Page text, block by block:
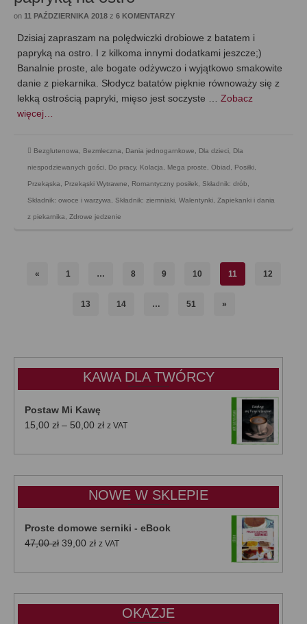
on 11 PAŹDZIERNIKA 2018 z 6 KOMENTARZY
Dzisiaj zapraszam na polędwiczki drobiowe z batatem i
papryką na ostro. I z kilkoma innymi dodatkami jeszcze;)
Banalnie proste, ale bogate odżywczo i wyjątkowo smakowite
danie z piekarnika. Słodycz batatów pięknie równoważy się z
lekką ostrością papryki, mięso jest soczyste … Zobacz
więcej…
Bezglutenowa Bezmleczna Dania jednogarnkowe Dla dzieci Dla
niespodziewanych gości Do pracy, Kolacja Mega proste Obiad Posiłki
Przekąska Przekąski Wytrawne Romantyczny posiłek Składnik: drób
Składnik: owoce i warzywa Składnik: ziemniaki Walentynki Zapiekanki i dania
z piekarnika Zdrowe jedzenie
« 1 … 8 9 10 11 12
13 14 … 51 »
KAWA DLA TWÓRCY
Postaw Mi Kawę
15,00 zł – 50,00 złZakres
od
do
50,00 zł
z VAT
NOWE W SKLEPIE
Proste domowe serniki - eBook
47,00zł Pierwotna
wynosiła:
39,00 złAktualna
wynosi:
z VAT
OKAZJE